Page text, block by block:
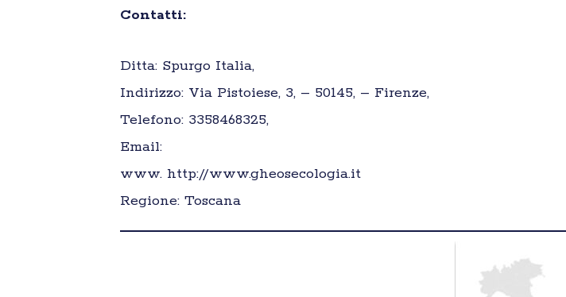
Contatti:
Ditta: Spurgo Italia,
Indirizzo: Via Pistoiese, 3, – 50145, – Firenze,
Telefono: 3358468325,
Email:
www. http://www.gheosecologia.it
Regione: Toscana